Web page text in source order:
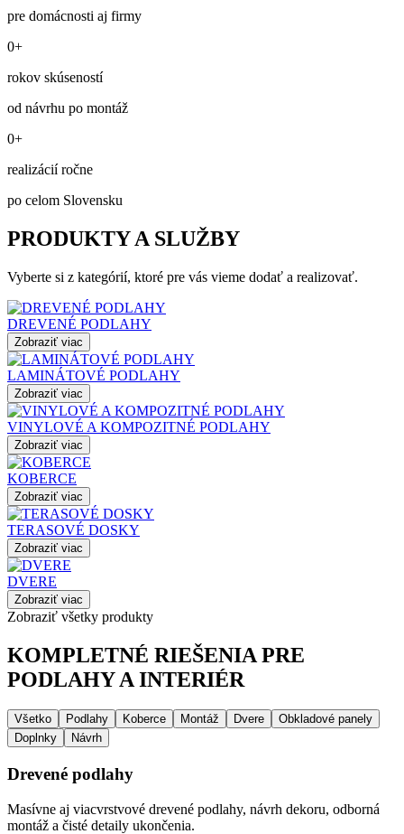
pre domácnosti aj firmy
0+
rokov skúseností
od návrhu po montáž
0+
realizácií ročne
po celom Slovensku
PRODUKTY A SLUŽBY
Vyberte si z kategórií, ktoré pre vás vieme dodať a realizovať.
DREVENÉ PODLAHY
Zobraziť viac
LAMINÁTOVÉ PODLAHY
Zobraziť viac
VINYLOVÉ A KOMPOZITNÉ PODLAHY
Zobraziť viac
KOBERCE
Zobraziť viac
TERASOVÉ DOSKY
Zobraziť viac
DVERE
Zobraziť viac
Zobraziť všetky produkty
KOMPLETNÉ RIEŠENIA PRE
PODLAHY A INTERIÉR
Všetko Podlahy Koberce Montáž Dvere
Obkladové panely
Doplnky
Návrh
Drevené podlahy
Masívne aj viacvrstvové drevené podlahy, návrh dekoru, odborná
montáž a čisté detaily ukončenia.